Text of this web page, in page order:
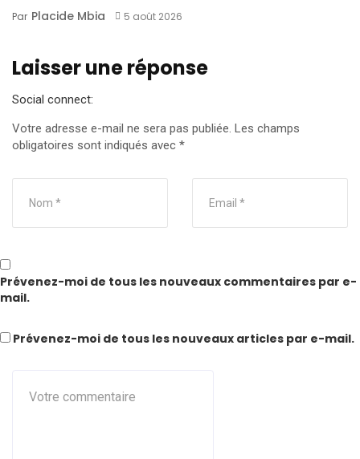
Par Placide Mbia 5 août 2026
Laisser une réponse
Social connect:
Votre adresse e-mail ne sera pas publiée. Les champs
obligatoires sont indiqués avec *
Prévenez-moi de tous les nouveaux commentaires par e-
mail.
Prévenez-moi de tous les nouveaux articles par e-mail.